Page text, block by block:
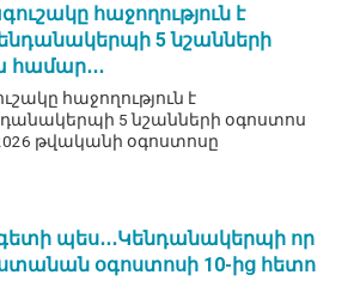
հաջողություն է
5 նշանների
հաջողություն է
5 նշանների օգոստոս
թվականի օգոստոսը
պես․․․Կենդանակերպի որ
օգոստոսի 10-ից հետո